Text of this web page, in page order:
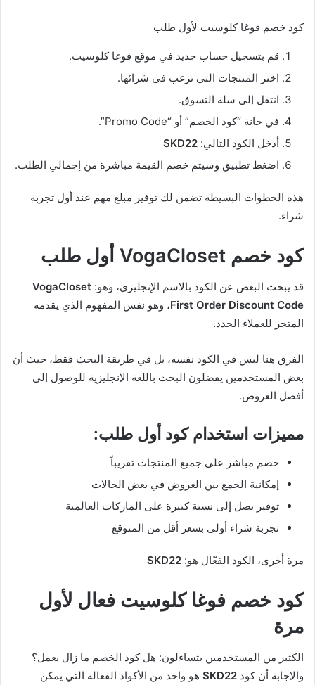
كود خصم فوغا كلوسيت لأول طلب
قم بتسجيل حساب جديد في موقع فوغا كلوسيت.
اختر المنتجات التي ترغب في شرائها.
انتقل إلى سلة التسوق.
في خانة “كود الخصم” أو “Promo Code”.
أدخل الكود التالي: SKD22
اضغط تطبيق وسيتم خصم القيمة مباشرة من إجمالي الطلب.
هذه الخطوات البسيطة تضمن لك توفير مبلغ مهم عند أول تجربة
شراء.
كود خصم VogaCloset أول طلب
قد يبحث البعض عن الكود بالاسم الإنجليزي، وهو: VogaCloset
First Order Discount Code، وهو نفس المفهوم الذي يقدمه
المتجر للعملاء الجدد.
الفرق هنا ليس في الكود نفسه، بل في طريقة البحث فقط، حيث أن
بعض المستخدمين يفضلون البحث باللغة الإنجليزية للوصول إلى
أفضل العروض.
مميزات استخدام كود أول طلب:
خصم مباشر على جميع المنتجات تقريباً
إمكانية الجمع بين العروض في بعض الحالات
توفير يصل إلى نسبة كبيرة على الماركات العالمية
تجربة شراء أولى بسعر أقل من المتوقع
مرة أخرى، الكود الفعّال هو: SKD22
كود خصم فوغا كلوسيت فعال لأول
مرة
الكثير من المستخدمين يتساءلون: هل كود الخصم ما زال يعمل؟
والإجابة أن كود SKD22 هو واحد من الأكواد الفعالة التي يمكن